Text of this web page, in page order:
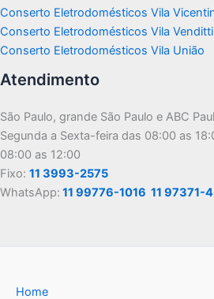
Conserto Eletrodomésticos Vila
Conserto Eletrodomésticos Vila Venditti
Conserto Eletrodomésticos Vila União
Atendimento
São Paulo, grande São Paulo e ABC
Segunda a Sexta-feira das 08:00 as
08:00 as 12:00
Fixo: 11 3993-2575
WhatsApp: 11 99776-1016 11 97371-
Home